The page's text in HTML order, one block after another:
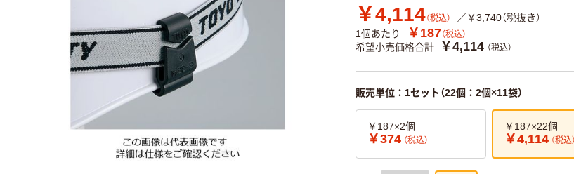
￥4,114（税込）
／￥3,740（税抜き）
1個あたり
￥187（税込）
希望小売価格合計 ￥4,114 （税込）
販売単位：1セット（22個：2個×11袋）
￥187×2個
￥374 （税込）
￥187×22個
￥4,114 （税込）